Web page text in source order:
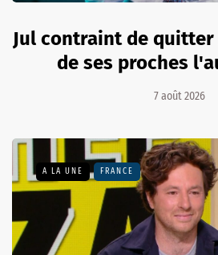
Jul contraint de
de ses proches
7 août 2026
A LA UNE FRANCE